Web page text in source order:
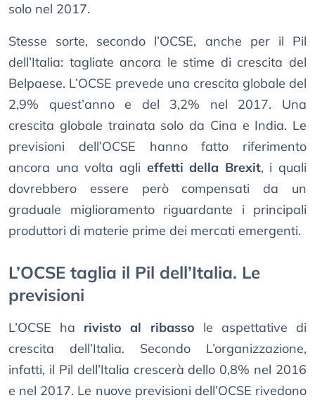
solo nel 2017.
Stesse sorte, secondo l’OCSE, anche per il Pil
dell’Italia: tagliate ancora le stime di crescita del
Belpaese. L’OCSE prevede una crescita globale del
2,9% quest’anno e del 3,2% nel 2017. Una
crescita globale trainata solo da Cina e India. Le
previsioni dell’OCSE hanno fatto riferimento
ancora una volta agli effetti della Brexit, i quali
dovrebbero essere però compensati da un
graduale miglioramento riguardante i principali
produttori di materie prime dei mercati emergenti.
L’OCSE taglia il Pil dell’Italia. Le
previsioni
L’OCSE ha rivisto al ribasso le aspettative di
crescita dell’Italia. Secondo L’organizzazione,
infatti, il Pil dell’Italia crescerà dello 0,8% nel 2016
e nel 2017. Le nuove previsioni dell’OCSE rivedono